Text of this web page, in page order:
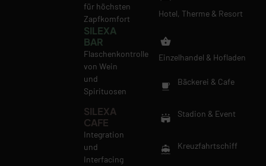
für höchsten
Zapfkomfort
SILEXA
BAR
Flaschenkontrolle
von Wein
und
Spirituosen
SILEXA
CAFE
Integration
und
Interfacing
Hotel, Therme & Resort
Einzelhandel & Hofladen
Bäckerei & Cafe
Stadion & Event
Kreuzfahrtschiff